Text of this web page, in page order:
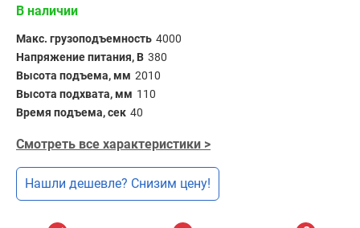
В наличии
Макс. грузоподъемность 4000
Напряжение питания, В 380
Высота подъема, мм 2010
Высота подхвата, мм 110
Время подъема, сек 40
Смотреть все характеристики >
Нашли дешевле? Снизим цену!